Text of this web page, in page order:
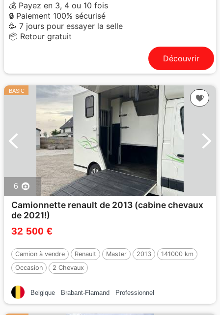
💰 Payez en 3, 4 ou 10 fois
🔒 Paiement 100% sécurisé
🥳 7 jours pour essayer la selle
📦 Retour gratuit
Découvrir
BASIC
6
Camionnette renault de 2013 (cabine chevaux
de 2021!)
32 500 €
Camion à vendre Renault Master 2013
141000 km
Occasion
2 Chevaux
Belgique Brabant-Flamand Professionnel